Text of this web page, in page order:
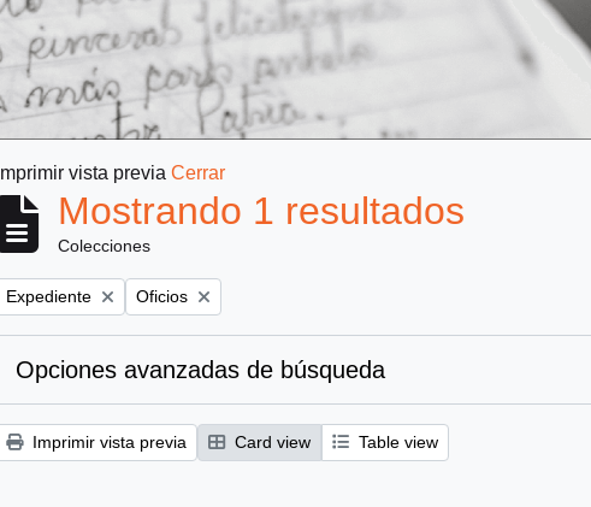
Imprimir vista previa Cerrar
Mostrando 1 resultados
Colecciones
Remove filter:
Expediente Remove filter:
Oficios
Opciones avanzadas de búsqueda
Imprimir vista previa Card view Table view